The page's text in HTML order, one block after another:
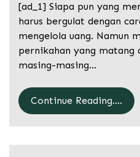
[ad_1] Siapa pun yang
harus bergulat dengan
mengelola uang. Namun
pernikahan yang matang
masing-masing…
Continue Reading....